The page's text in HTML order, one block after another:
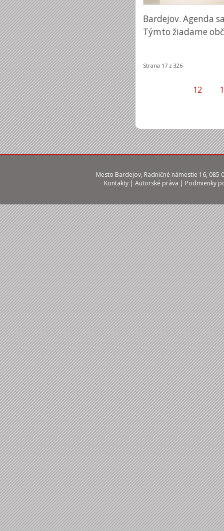
Bardejov. Agenda
Týmto žiadame
Strana 17 z 326
12
Mesto Bardejov, Radničné námestie 16, 085
Kontakty | Autorské práva | Podmienky